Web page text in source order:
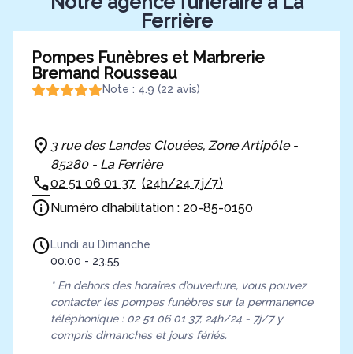
Ferrière
Pompes Funèbres et Marbrerie
Bremand Rousseau
Note : 4.9 (22 avis)
3 rue des Landes Clouées, Zone Artipôle -
85280 - La Ferrière
02 51 06 01 37 (24h/24 7j/7)
Numéro d’habilitation : 20-85-0150
Lundi au Dimanche
00:00 - 23:55
* En dehors des horaires d’ouverture, vous pouvez
contacter les pompes funèbres sur la permanence
téléphonique : 02 51 06 01 37, 24h/24 - 7j/7 y
compris dimanches et jours fériés.